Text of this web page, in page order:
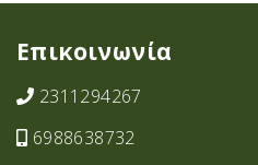
Επικοινωνία
2311294267
6988638732